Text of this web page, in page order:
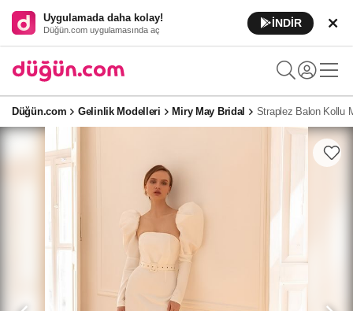
Uygulamada daha kolay!
Düğün.com uygulamasında aç
İNDİR
Düğün.com Gelinlik Modelleri Miry May Bridal Straplez Balon Kollu